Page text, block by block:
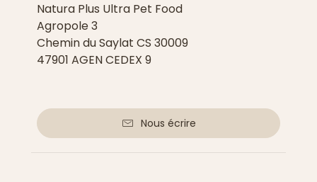
Natura Plus Ultra Pet Food
Agropole 3
Chemin du Saylat CS 30009
47901 AGEN CEDEX 9
Nous écrire